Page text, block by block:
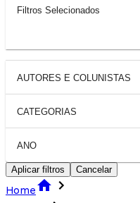
Filtros Selecionados
AUTORES E COLUNISTAS
CATEGORIAS
ANO
Aplicar filtros Cancelar
Home